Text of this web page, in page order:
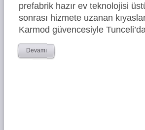
prefabrik hazır ev teknolojisi
sonrası hizmete uzanan
Karmod güvencesiyle
Devamı